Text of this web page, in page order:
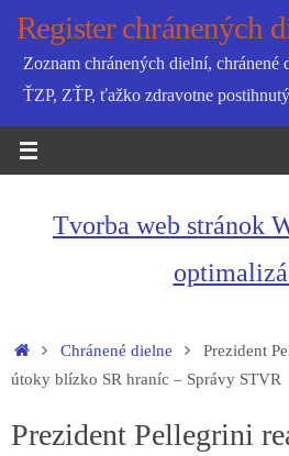
SkipRegister chránených
Zoznam chránených dielní, chránené
ŤZP, ZŤP, ťažko zdravotne
Tvorba web stránok
HomeChránené dielne
Prezident
útoky blízko SR hraníc – Správy STVR
Prezident Pellegrini